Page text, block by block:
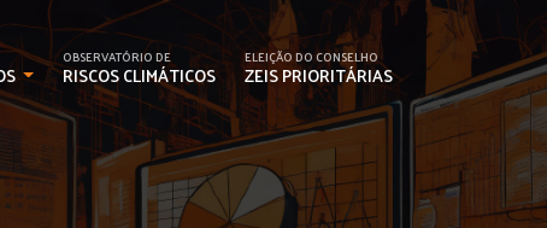
OBSERVATÓRIO DE
RISCOS CLIMÁTICOS
ELEIÇÃO DO CONSELHO
ZEIS PRIORITÁRIAS